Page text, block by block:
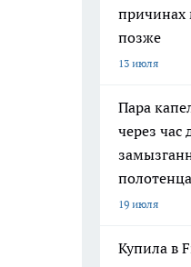
причинах
позже
13 июля
Пара
через час
19 июля
Купила в